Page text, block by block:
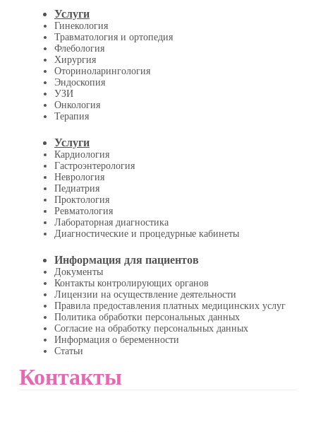
Услуги
Гинекология
Травматология и ортопедия
Флебология
Хирургия
Оториноларингология
Эндоскопия
УЗИ
Онкология
Терапия
Услуги
Кардиология
Гастроэнтерология
Неврология
Педиатрия
Проктология
Ревматология
Лабораторная диагностика
Диагностические и процедурные кабинеты
Информация для пациентов
Документы
Контакты контролирующих органов
Лицензии на осуществление деятельности
Правила предоставления платных медицинских услуг
Политика обработки персональных данных
Согласие на обработку персональных данных
Информация о беременности
Статьи
Контакты